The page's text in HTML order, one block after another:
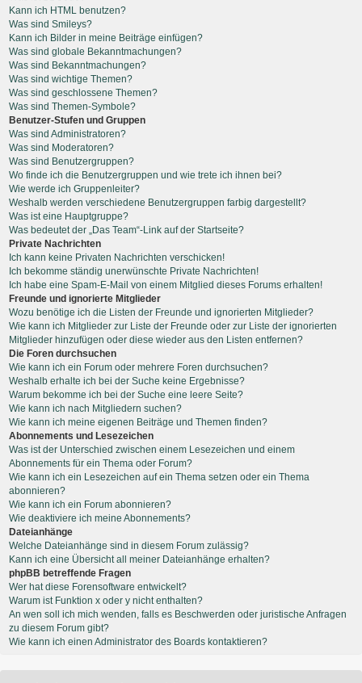
Kann ich HTML benutzen?
Was sind Smileys?
Kann ich Bilder in meine Beiträge einfügen?
Was sind globale Bekanntmachungen?
Was sind Bekanntmachungen?
Was sind wichtige Themen?
Was sind geschlossene Themen?
Was sind Themen-Symbole?
Benutzer-Stufen und Gruppen
Was sind Administratoren?
Was sind Moderatoren?
Was sind Benutzergruppen?
Wo finde ich die Benutzergruppen und wie trete ich ihnen bei?
Wie werde ich Gruppenleiter?
Weshalb werden verschiedene Benutzergruppen farbig dargestellt?
Was ist eine Hauptgruppe?
Was bedeutet der „Das Team“-Link auf der Startseite?
Private Nachrichten
Ich kann keine Privaten Nachrichten verschicken!
Ich bekomme ständig unerwünschte Private Nachrichten!
Ich habe eine Spam-E-Mail von einem Mitglied dieses Forums erhalten!
Freunde und ignorierte Mitglieder
Wozu benötige ich die Listen der Freunde und ignorierten Mitglieder?
Wie kann ich Mitglieder zur Liste der Freunde oder zur Liste der ignorierten
Mitglieder hinzufügen oder diese wieder aus den Listen entfernen?
Die Foren durchsuchen
Wie kann ich ein Forum oder mehrere Foren durchsuchen?
Weshalb erhalte ich bei der Suche keine Ergebnisse?
Warum bekomme ich bei der Suche eine leere Seite?
Wie kann ich nach Mitgliedern suchen?
Wie kann ich meine eigenen Beiträge und Themen finden?
Abonnements und Lesezeichen
Was ist der Unterschied zwischen einem Lesezeichen und einem
Abonnements für ein Thema oder Forum?
Wie kann ich ein Lesezeichen auf ein Thema setzen oder ein Thema
abonnieren?
Wie kann ich ein Forum abonnieren?
Wie deaktiviere ich meine Abonnements?
Dateianhänge
Welche Dateianhänge sind in diesem Forum zulässig?
Kann ich eine Übersicht all meiner Dateianhänge erhalten?
phpBB betreffende Fragen
Wer hat diese Forensoftware entwickelt?
Warum ist Funktion x oder y nicht enthalten?
An wen soll ich mich wenden, falls es Beschwerden oder juristische Anfragen
zu diesem Forum gibt?
Wie kann ich einen Administrator des Boards kontaktieren?